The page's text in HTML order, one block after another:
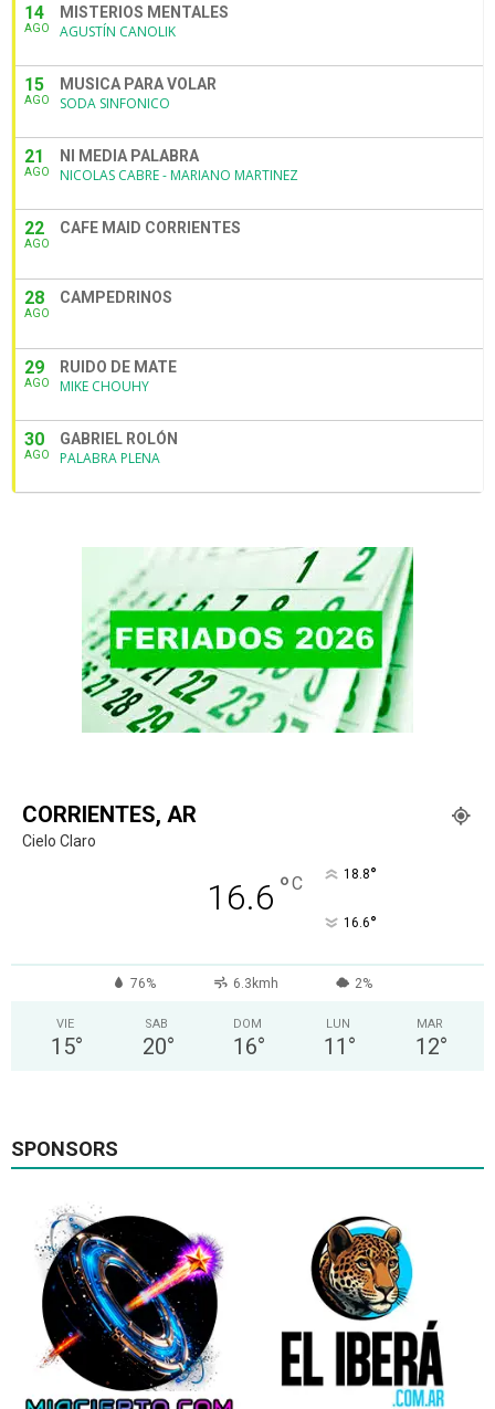
14
AGO
MISTERIOS MENTALES
AGUSTÍN CANOLIK
15
AGO
MUSICA PARA VOLAR
SODA SINFONICO
21
AGO
NI MEDIA PALABRA
NICOLAS CABRE - MARIANO MARTINEZ
22
AGO
CAFE MAID CORRIENTES
28
AGO
CAMPEDRINOS
29
AGO
RUIDO DE MATE
MIKE CHOUHY
30
AGO
GABRIEL ROLÓN
PALABRA PLENA
CORRIENTES, AR
Cielo Claro
16.6 °C 18.8°
16.6°
76% 6.3kmh 2%
VIE
15°
SAB
20°
DOM
16°
LUN
11 °
MAR
12°
SPONSORS